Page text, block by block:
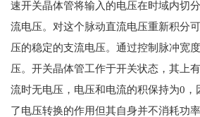
速开关晶体管将输入的电压在时域内切
流电压。对这个脉动直流电压重新积分
压的稳定的支流电压。通过控制脉冲宽
压。开关晶体管工作于开关状态，其上
流时无电压，电压和电流的积保持为0，
了电压转换的作用但其自身并不消耗功